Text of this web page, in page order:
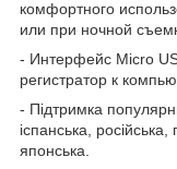
комфортного
или при ночной
- Интерфейс Micro
регистратор к
- Підтримка
іспанська, російська,
японська.